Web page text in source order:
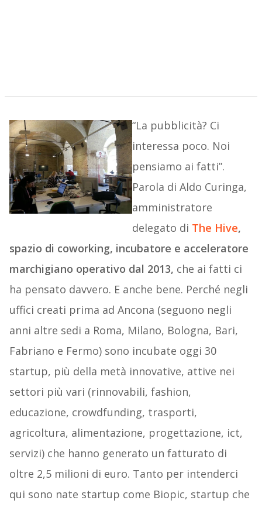
“La pubblicità? Ci
interessa poco. Noi
pensiamo ai fatti”.
Parola di Aldo Curinga,
amministratore
delegato di The Hive,
spazio di coworking, incubatore e acceleratore
marchigiano operativo dal 2013, che ai fatti ci
ha pensato davvero. E anche bene. Perché negli
uffici creati prima ad Ancona (seguono negli
anni altre sedi a Roma, Milano, Bologna, Bari,
Fabriano e Fermo) sono incubate oggi 30
startup, più della metà innovative, attive nei
settori più vari (rinnovabili, fashion,
educazione, crowdfunding, trasporti,
agricoltura, alimentazione, progettazione, ict,
servizi) che hanno generato un fatturato di
oltre 2,5 milioni di euro. Tanto per intenderci
qui sono nate startup come Biopic, startup che